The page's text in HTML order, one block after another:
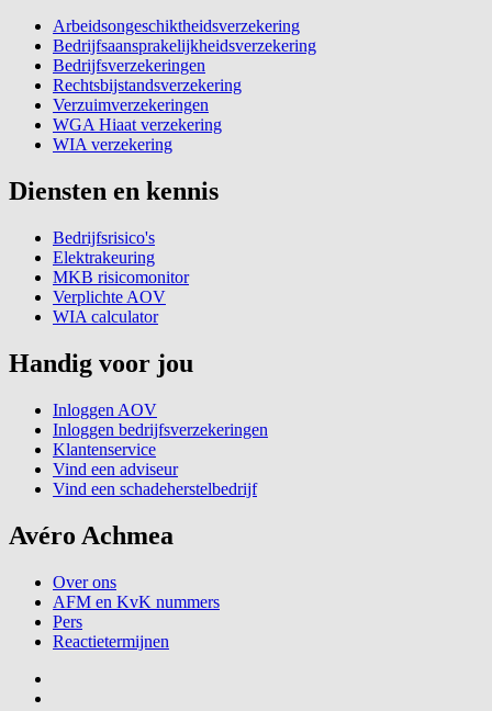
Arbeidsongeschiktheidsverzekering
Bedrijfsaansprakelijkheidsverzekering
Bedrijfsverzekeringen
Rechtsbijstandsverzekering
Verzuimverzekeringen
WGA Hiaat verzekering
WIA verzekering
Diensten en kennis
Bedrijfsrisico's
Elektrakeuring
MKB risicomonitor
Verplichte AOV
WIA calculator
Handig voor jou
Inloggen AOV
Inloggen bedrijfsverzekeringen
Klantenservice
Vind een adviseur
Vind een schadeherstelbedrijf
Avéro Achmea
Over ons
AFM en KvK nummers
Pers
Reactietermijnen